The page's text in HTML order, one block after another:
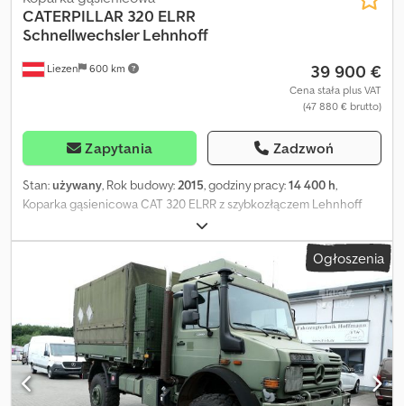
Liezen 600 km
CATERPILLAR 320 ELRR
Schnellwechsler Lehnhoff
39 900 €
Cena stała plus VAT
(47 880 € brutto)
Zapytania Zadzwoń
Stan:używany, Rok budowy:2015, godziny pracy:14 400 h,
Koparka gąsienicowa CAT 320 ELRR z szybkozłączem Lehnhoff
oraz łyżką Stan: dobry, podwozie 40% Dcjdpowtk T Iefx Abxsk
Ogłoszenia